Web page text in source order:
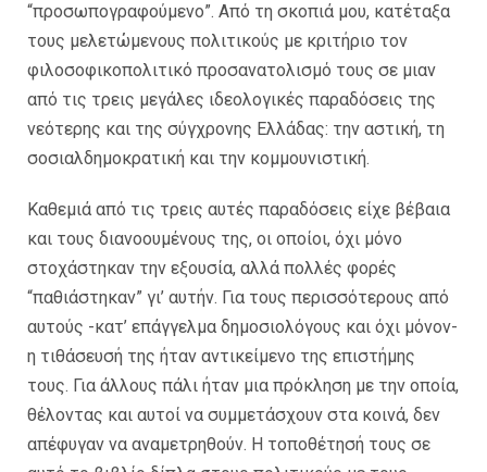
“προσωπογραφούμενο”. Από τη σκοπιά μου, κατέταξα
τους μελετώμενους πολιτικούς με κριτήριο τον
φιλοσοφικοπολιτικό προσανατολισμό τους σε μιαν
από τις τρεις μεγάλες ιδεολογικές παραδόσεις της
νεότερης και της σύγχρονης Ελλάδας: την αστική, τη
σοσιαλδημοκρατική και την κομμουνιστική.
Καθεμιά από τις τρεις αυτές παραδόσεις είχε βέβαια
και τους διανοουμένους της, οι οποίοι, όχι μόνο
στοχάστηκαν την εξουσία, αλλά πολλές φορές
“παθιάστηκαν” γι’ αυτήν. Για τους περισσότερους από
αυτούς -κατ’ επάγγελμα δημοσιολόγους και όχι μόνον-
η τιθάσευσή της ήταν αντικείμενο της επιστήμης
τους. Για άλλους πάλι ήταν μια πρόκληση με την οποία,
θέλοντας και αυτοί να συμμετάσχουν στα κοινά, δεν
απέφυγαν να αναμετρηθούν. Η τοποθέτησή τους σε